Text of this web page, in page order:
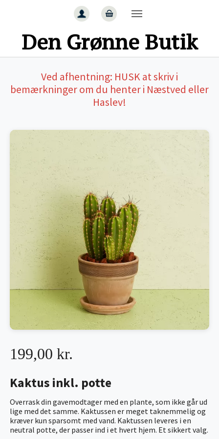
Den Grønne Butik
Ved afhentning: HUSKat skriv i
bemærkninger om du henter i Næstved eller
Haslev!
Kaktus inkl. potte
Overrask din gavemodtager med en plante, som ikke går ud
lige med det samme. Kaktussen er meget taknemmelig og
kræver kun sparsomt med vand. Kaktussen leveres i en
neutral potte, der passer ind i et hvert hjem. Et sikkert valg.
199,00 kr.